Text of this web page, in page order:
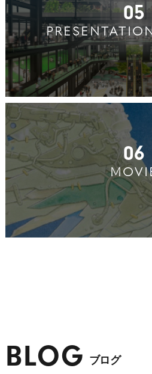
05
06
BLOG ブログ